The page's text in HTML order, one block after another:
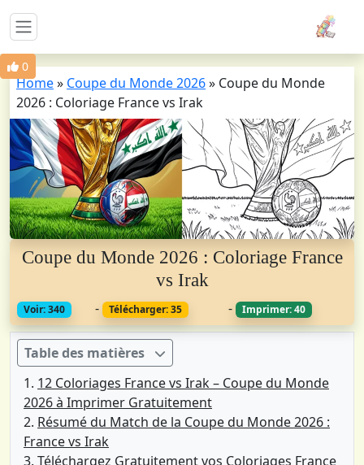
0
Home» Coupe du Monde 2026» Coupe du Monde
2026 : Coloriage France vs Irak
Coupe du Monde 2026 : Coloriage France
vs Irak
Voir: 340 - Télécharger: 35 - Imprimer: 40
Table des matières
12 Coloriages France vs Irak – Coupe du Monde
2026 à Imprimer Gratuitement
Résumé du Match de la Coupe du Monde 2026 :
France vs Irak
Téléchargez Gratuitement vos Coloriages France